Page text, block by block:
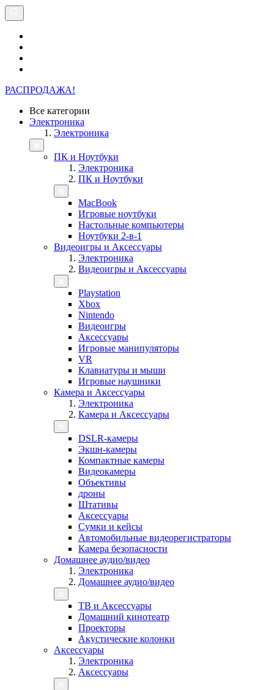
РАСПРОДАЖА!
Все категории
Электроника
Электроника
ПК и Ноутбуки
Электроника
ПК и Ноутбуки
MacBook
Игровые ноутбуки
Настольные компьютеры
Ноутбуки 2-в-1
Видеоигры и Аксессуары
Электроника
Видеоигры и Аксессуары
Playstation
Xbox
Nintendo
Видеоигры
Аксессуары
Игровые манипуляторы
VR
Клавиатуры и мыши
Игровые наушники
Камера и Аксессуары
Электроника
Камера и Аксессуары
DSLR-камеры
Экшн-камеры
Компактные камеры
Видеокамеры
Объективы
дроны
Штативы
Аксессуары
Сумки и кейсы
Автомобильные видеорегистраторы
Камера безопасности
Домашнее аудио/видео
Электроника
Домашнее аудио/видео
ТВ и Аксессуары
Домашний кинотеатр
Проекторы
Акустические колонки
Аксессуары
Электроника
Аксессуары